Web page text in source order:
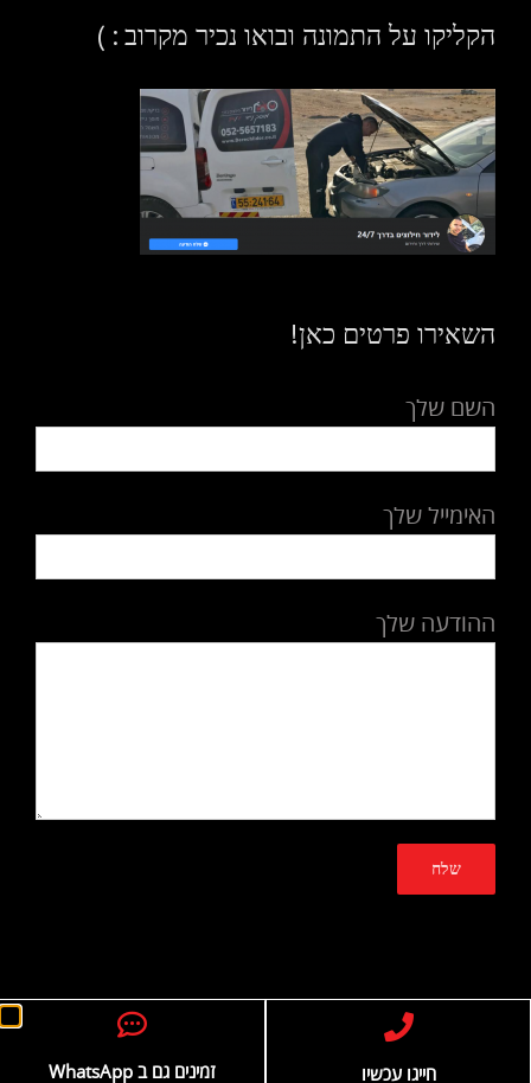
הקליקו על התמונה ובואו נכיר מקרוב : )
השאירו פרטים כאן!
השם שלך
האימייל שלך
ההודעה שלך
חייגו עכשיו זמינים גם ב WhatsApp